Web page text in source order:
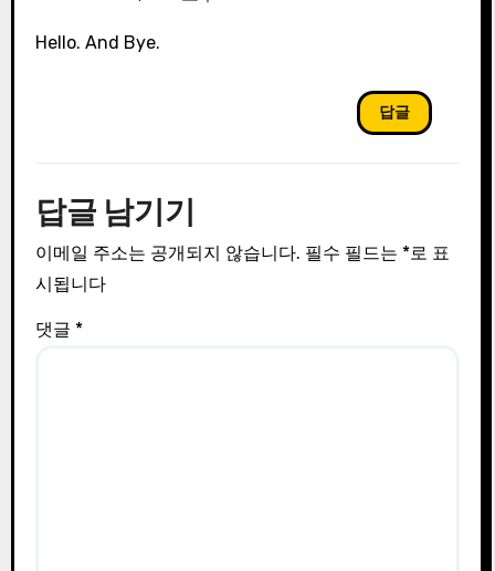
Hello. And Bye.
답글
답글 남기기
이메일 주소는 공개되지 않습니다. 필수 필드는 *로 표
시됩니다
댓글 *